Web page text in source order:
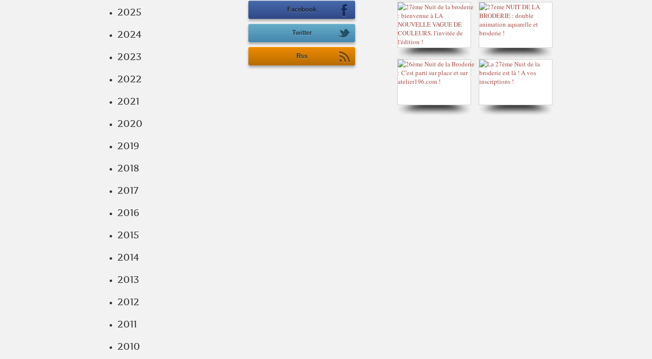
2025
2024
2023
2022
2021
2020
2019
2018
2017
2016
2015
2014
2013
2012
2011
2010
Facebook
Twitter
Rss